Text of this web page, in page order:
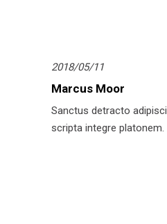
2018/05/11
Marcus Moor
Sanctus detracto
scripta integre platonem.